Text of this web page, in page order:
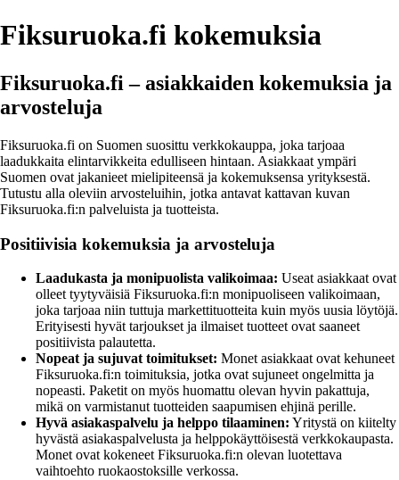
Fiksuruoka.fi kokemuksia
Fiksuruoka.fi – asiakkaiden kokemuksia ja
arvosteluja
Fiksuruoka.fi on Suomen suosittu verkkokauppa, joka tarjoaa
laadukkaita elintarvikkeita edulliseen hintaan. Asiakkaat ympäri
Suomen ovat jakanieet mielipiteensä ja kokemuksensa yrityksestä.
Tutustu alla oleviin arvosteluihin, jotka antavat kattavan kuvan
Fiksuruoka.fi:n palveluista ja tuotteista.
Positiivisia kokemuksia ja arvosteluja
Laadukasta ja monipuolista valikoimaa: Useat asiakkaat ovat
olleet tyytyväisiä Fiksuruoka.fi:n monipuoliseen valikoimaan,
joka tarjoaa niin tuttuja markettituotteita kuin myös uusia löytöjä.
Erityisesti hyvät tarjoukset ja ilmaiset tuotteet ovat saaneet
positiivista palautetta.
Nopeat ja sujuvat toimitukset: Monet asiakkaat ovat kehuneet
Fiksuruoka.fi:n toimituksia, jotka ovat sujuneet ongelmitta ja
nopeasti. Paketit on myös huomattu olevan hyvin pakattuja,
mikä on varmistanut tuotteiden saapumisen ehjinä perille.
Hyvä asiakaspalvelu ja helppo tilaaminen: Yritystä on kiitelty
hyvästä asiakaspalvelusta ja helppokäyttöisestä verkkokaupasta.
Monet ovat kokeneet Fiksuruoka.fi:n olevan luotettava
vaihtoehto ruokaostoksille verkossa.